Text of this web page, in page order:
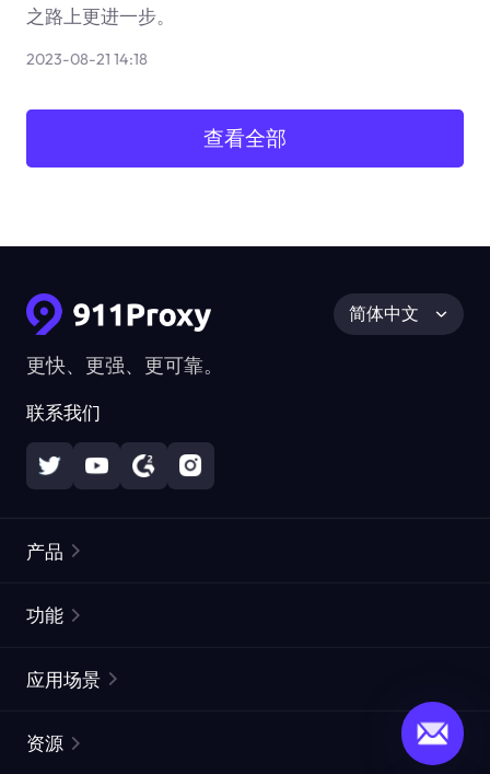
之路上更进一步。
2023-08-21 14:18
查看全部
更快、更强、更可靠。
联系我们
简体中文
产品
静态住宅代理
功能
ISP代理
应用场景
资源